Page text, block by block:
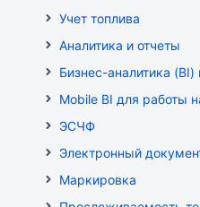
Учет топлива
Аналитика и отчеты
Бизнес-аналитика (BI)
Mobile BI для работы
ЭСЧФ
Электронный
Маркировка